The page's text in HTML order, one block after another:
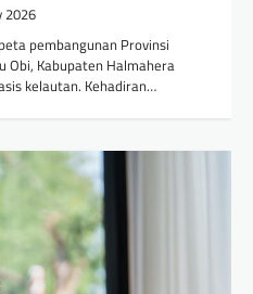
2026
pembangunan Provinsi
Obi, Kabupaten Halmahera
kelautan. Kehadiran…